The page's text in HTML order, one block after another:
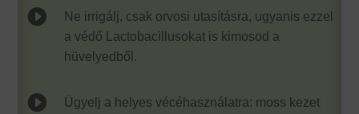

Ne irrigálj, csak orvosi utasításra, ugyanis ezzel
a védő Lactobacillusokat is kimosod a
hüvelyedből.

Ügyelj a helyes vécéhasználatra: moss kezet